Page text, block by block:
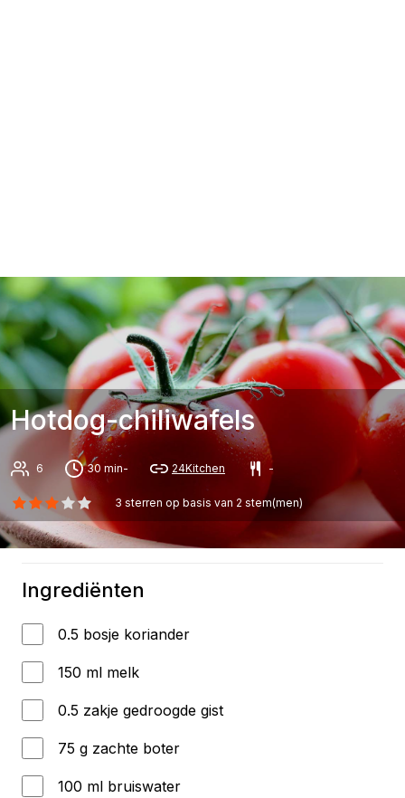
Hotdog-chiliwafels
6 30 min- 24Kitchen -
3 sterren op basis van 2 stem(men)
Ingrediënten
0.5 bosje koriander
150 ml melk
0.5 zakje gedroogde gist
75 g zachte boter
100 ml bruiswater